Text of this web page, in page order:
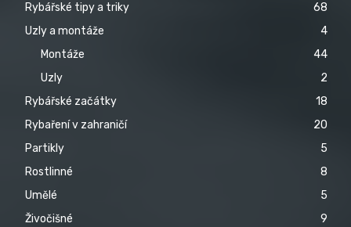
Rybářské tipy a triky
68
Uzly a montáže
4
Montáže
44
Uzly
2
Rybářské začátky
18
Rybaření v zahraničí
20
Partikly
5
Rostlinné
8
Umělé
5
Živočišné
9